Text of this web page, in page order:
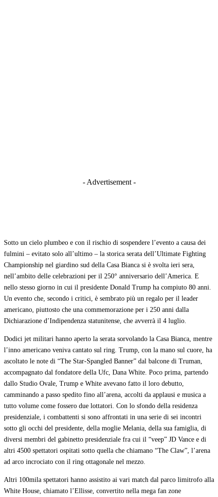
- Advertisement -
Sotto un cielo plumbeo e con il rischio di sospendere l’evento a causa dei
fulmini – evitato solo all’ultimo – la storica serata dell’Ultimate Fighting
Championship nel giardino sud della Casa Bianca si è svolta ieri sera,
nell’ambito delle celebrazioni per il 250° anniversario dell’America. E
nello stesso giorno in cui il presidente Donald Trump ha compiuto 80 anni.
Un evento che, secondo i critici, è sembrato più un regalo per il leader
americano, piuttosto che una commemorazione per i 250 anni dalla
Dichiarazione d’Indipendenza statunitense, che avverrà il 4 luglio.
Dodici jet militari hanno aperto la serata sorvolando la Casa Bianca, mentre
l’inno americano veniva cantato sul ring. Trump, con la mano sul cuore, ha
ascoltato le note di “The Star-Spangled Banner” dal balcone di Truman,
accompagnato dal fondatore della Ufc, Dana White. Poco prima, partendo
dallo Studio Ovale, Trump e White avevano fatto il loro debutto,
camminando a passo spedito fino all’arena, accolti da applausi e musica a
tutto volume come fossero due lottatori. Con lo sfondo della residenza
presidenziale, i combattenti si sono affrontati in una serie di sei incontri
sotto gli occhi del presidente, della moglie Melania, della sua famiglia, di
diversi membri del gabinetto presidenziale fra cui il “veep” JD Vance e di
altri 4500 spettatori ospitati sotto quella che chiamano “The Claw”, l’arena
ad arco incrociato con il ring ottagonale nel mezzo.
Altri 100mila spettatori hanno assistito ai vari match dal parco limitrofo alla
White House, chiamato l’Ellisse, convertito nella mega fan zone